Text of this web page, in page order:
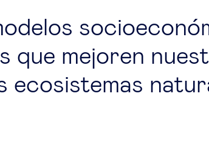
que mejoren
ecosistemas